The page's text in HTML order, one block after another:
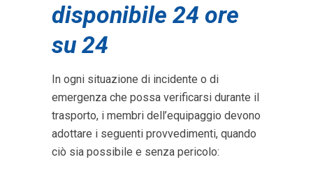
disponibile 24 ore
su 24
In ogni situazione di incidente o di
emergenza che possa verificarsi durante il
trasporto, i membri dell’equipaggio devono
adottare i seguenti provvedimenti, quando
ciò sia possibile e senza pericolo: